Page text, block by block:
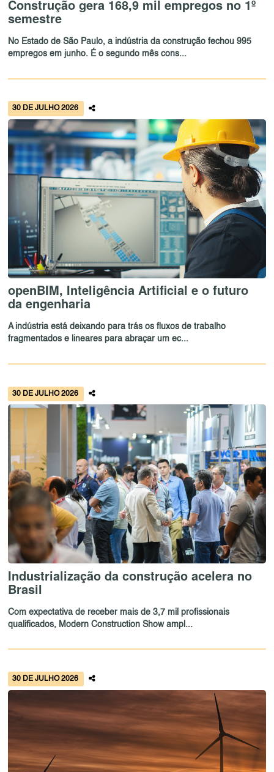
Construção gera 168,9 mil empregos no 1º
semestre
No Estado de São Paulo, a indústria da construção fechou 995
empregos em junho. É o segundo mês cons...
30 DE JULHO 2026
openBIM, Inteligência Artificial e o futuro
da engenharia
A indústria está deixando para trás os fluxos de trabalho
fragmentados e lineares para abraçar um ec...
30 DE JULHO 2026
Industrialização da construção acelera no
Brasil
Com expectativa de receber mais de 3,7 mil profissionais
qualificados, Modern Construction Show ampl...
30 DE JULHO 2026